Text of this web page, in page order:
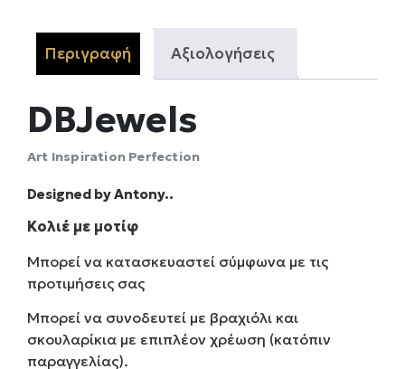
Περιγραφή Αξιολογήσεις
DBJewels
Αrt Inspiration Perfection
Designed by Antony..
Κολιέ με μοτίφ
Μπορεί να κατασκευαστεί σύμφωνα με τις
προτιμήσεις σας
Μπορεί να συνοδευτεί με βραχιόλι και
σκουλαρίκια με επιπλέον χρέωση (κατόπιν
παραγγελίας).